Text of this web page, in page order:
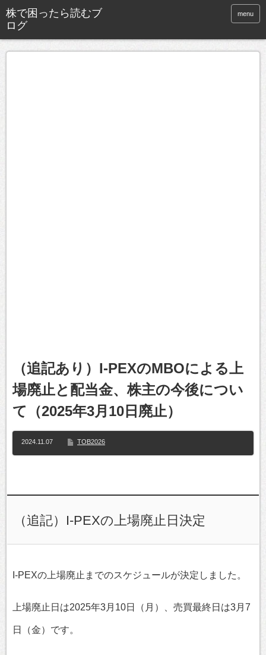
株で困ったら読むブ
ログ
menu
（追記あり）I-PEXのMBOによる上
場廃止と配当金、株主の今後につい
て（2025年3月10日廃止）
2024.11.07 TOB2026
（追記）I-PEXの上場廃止日決定
I-PEXの上場廃止までのスケジュールが決定しました。
上場廃止日は2025年3月10日（月）、売買最終日は3月7
日（金）です。